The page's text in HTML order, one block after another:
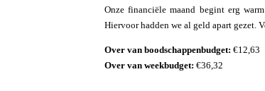
Onze financiële maand begint erg
Hiervoor hadden we al geld apart gezet.
Over van boodschappenbudget: €12,63
Over van weekbudget: €36,32